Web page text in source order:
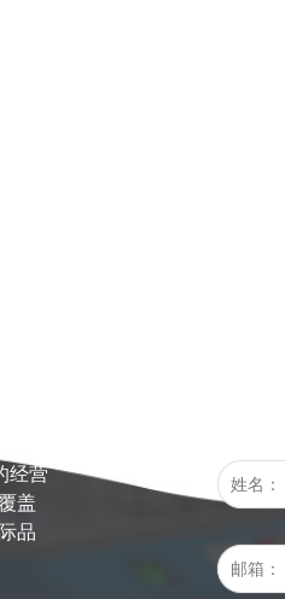
经营
盖
品